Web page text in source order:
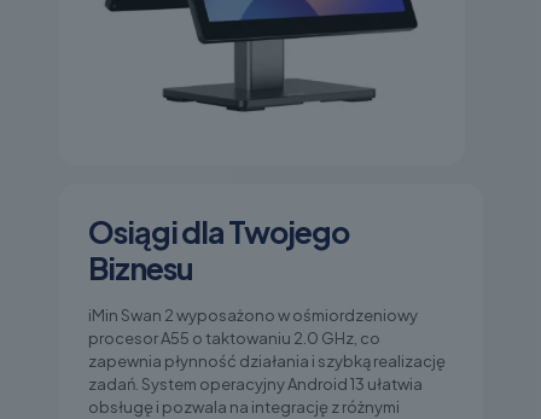
Osiągi dla Twojego
Biznesu
iMin Swan 2 wyposażono w ośmiordzeniowy
procesor A55 o taktowaniu 2.0 GHz, co
zapewnia płynność działania i szybką realizację
zadań. System operacyjny Android 13 ułatwia
obsługę i pozwala na integrację z różnymi